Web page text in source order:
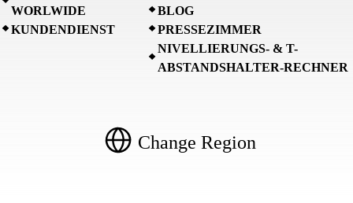
WORLWIDE
KUNDENDIENST
BLOG
PRESSEZIMMER
NIVELLIERUNGS- & T-
ABSTANDSHALTER-RECHNER
Change Region